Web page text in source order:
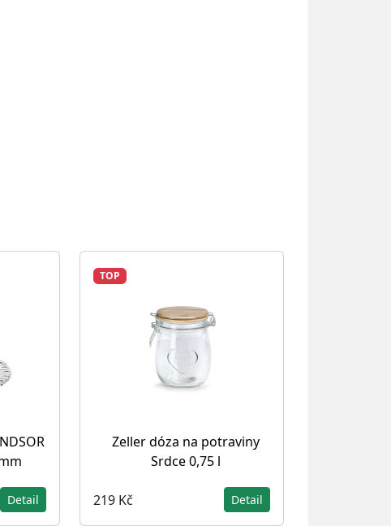
Detail
TOP
Zeller dóza na potraviny
Srdce 0,75 l
219 Kč Detail